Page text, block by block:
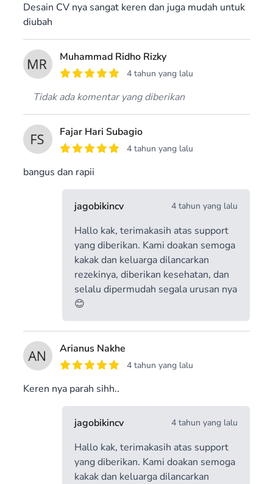
Desain CV nya sangat keren dan juga mudah untuk
diubah
Muhammad Ridho Rizky
4 tahun yang lalu
Tidak ada komentar yang diberikan
Fajar Hari Subagio
4 tahun yang lalu
bangus dan rapii
jagobikincv 4 tahun yang lalu
Hallo kak, terimakasih atas support
yang diberikan. Kami doakan semoga
kakak dan keluarga dilancarkan
rezekinya, diberikan kesehatan, dan
selalu dipermudah segala urusan nya
😊
Arianus Nakhe
4 tahun yang lalu
Keren nya parah sihh..
jagobikincv 4 tahun yang lalu
Hallo kak, terimakasih atas support
yang diberikan. Kami doakan semoga
kakak dan keluarga dilancarkan